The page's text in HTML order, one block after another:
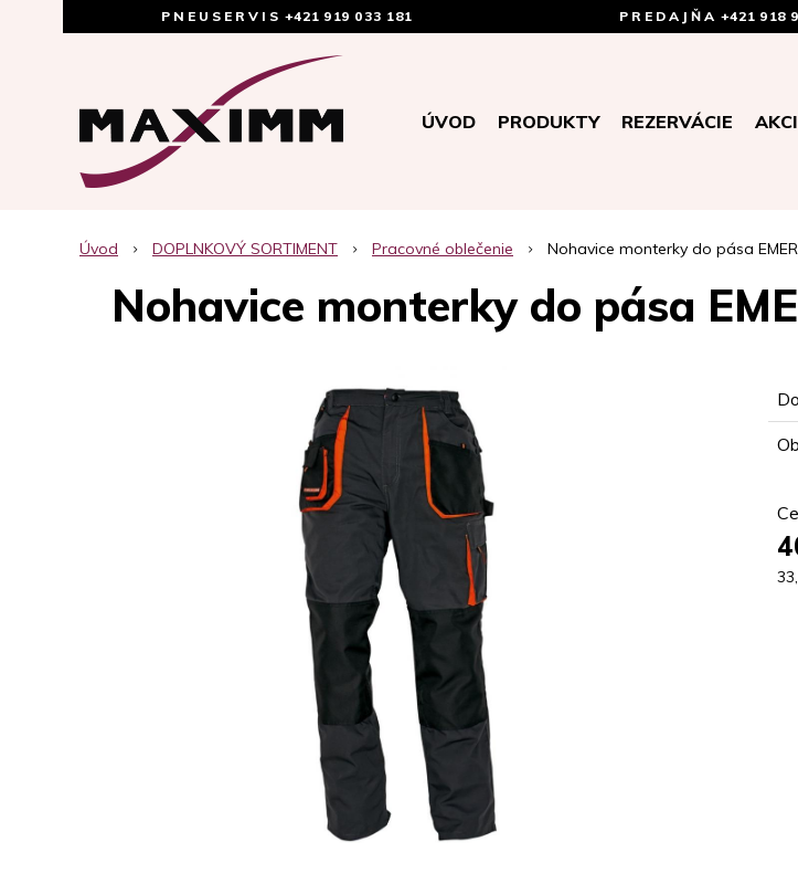
PNEUSERVIS +421 919 033 181 PREDAJŇA +421 918
ÚVOD PRODUKTY REZERVÁCIE
Úvod DOPLNKOVÝ SORTIMENT Pracovné oblečenie Nohavice monterky do pása
Nohavice monterky do pása